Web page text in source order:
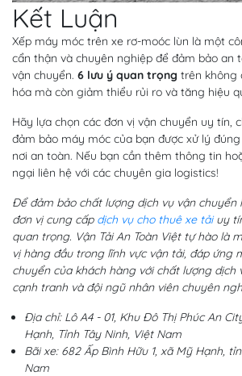
Kết Luận
Xếp máy móc trên xe rơ-moóc lùn là một
cẩn thận và chuyên nghiệp để đảm bảo an
vận chuyển. 6 lưu ý quan trọng trên không
hóa mà còn giảm thiểu rủi ro và tăng hiệu
Hãy lựa chọn các đơn vị vận chuyển uy tín,
đảm bảo máy móc của bạn được xử lý
nơi an toàn. Nếu bạn cần thêm thông tin
ngại liên hệ với các chuyên gia logistics!
Để đảm bảo chất lượng dịch vụ vận chuyển
đơn vị cung cấpdịch vụ cho thuê xe tảiuy
quan trọng. Vận Tải An Toàn Việt tự hào là
vị hàng đầu trong lĩnh vực vận tải, đáp ứng
chuyển của khách hàng với chất lượng dịch
cạnh tranh và đội ngũ nhân viên chuyên
Địa chỉ: Lô A4 - 01, Khu Đô Thị Phúc An
Hạnh, Tỉnh Tây Ninh, Việt Nam
Bãi xe: 682 Ấp Bình Hữu 1, xã Mỹ Hạnh,
Nam